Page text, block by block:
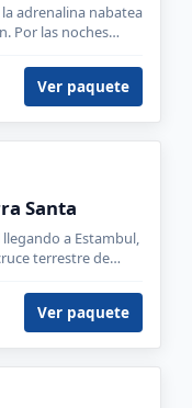
adrenalina nabatea
Por las noches
Ver paquete
Santa
a Estambul,
terrestre de
Ver paquete